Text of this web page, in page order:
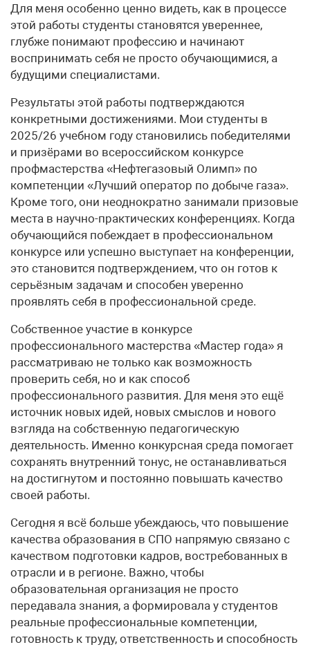
Для меня особенно ценно видеть, как в процессе
этой работы студенты становятся увереннее,
глубже понимают профессию и начинают
воспринимать себя не просто обучающимися, а
будущими специалистами.
Результаты этой работы подтверждаются
конкретными достижениями. Мои студенты в
2025/26 учебном году становились победителями
и призёрами во всероссийском конкурсе
профмастерства «Нефтегазовый Олимп» по
компетенции «Лучший оператор по добыче газа».
Кроме того, они неоднократно занимали призовые
места в научно-практических конференциях. Когда
обучающийся побеждает в профессиональном
конкурсе или успешно выступает на конференции,
это становится подтверждением, что он готов к
серьёзным задачам и способен уверенно
проявлять себя в профессиональной среде.
Собственное участие в конкурсе
профессионального мастерства «Мастер года» я
рассматриваю не только как возможность
проверить себя, но и как способ
профессионального развития. Для меня это ещё
источник новых идей, новых смыслов и нового
взгляда на собственную педагогическую
деятельность. Именно конкурсная среда помогает
сохранять внутренний тонус, не останавливаться
на достигнутом и постоянно повышать качество
своей работы.
Сегодня я всё больше убеждаюсь, что повышение
качества образования в СПО напрямую связано с
качеством подготовки кадров, востребованных в
отрасли и в регионе. Важно, чтобы
образовательная организация не просто
передавала знания, а формировала у студентов
реальные профессиональные компетенции,
готовность к труду, ответственность и способность